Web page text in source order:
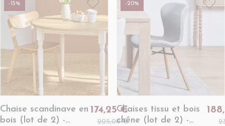
-15%
Chaise scandinave en
bois (lot de 2) -
174,25 €
205,00 €
-20%
Chaises tissu et bois
chêne (lot de 2) -